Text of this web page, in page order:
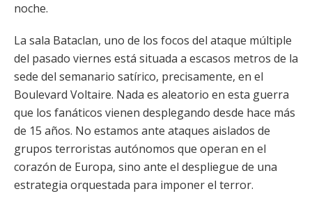
noche.
La sala Bataclan, uno de los focos del ataque múltiple
del pasado viernes está situada a escasos metros de la
sede del semanario satírico, precisamente, en el
Boulevard Voltaire. Nada es aleatorio en esta guerra
que los fanáticos vienen desplegando desde hace más
de 15 años. No estamos ante ataques aislados de
grupos terroristas autónomos que operan en el
corazón de Europa, sino ante el despliegue de una
estrategia orquestada para imponer el terror.